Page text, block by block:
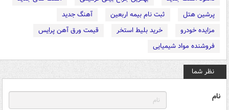
پرشین هتل
ثبت نام بیمه اربعین
آهنگ جدید
مزایده خودرو
خرید بلیط استخر
قیمت ورق آهن پرایس
فروشنده مواد شیمیایی
نظر شما
نام